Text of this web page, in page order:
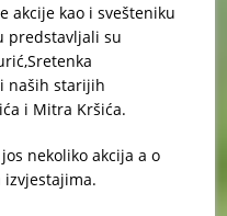
akcije kao i svešteniku
predstavljali su
naših starijih
i Mitra Kršića.
nekoliko akcija a o